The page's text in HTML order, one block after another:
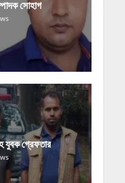
সোহাগ
যুবক গ্রেফতার